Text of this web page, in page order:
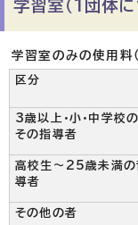
学習室（1団体に
学習室のみの使用料
区分
3歳以上・小・中学校
その指導者
高校生～25歳未満の
導者
その他の者